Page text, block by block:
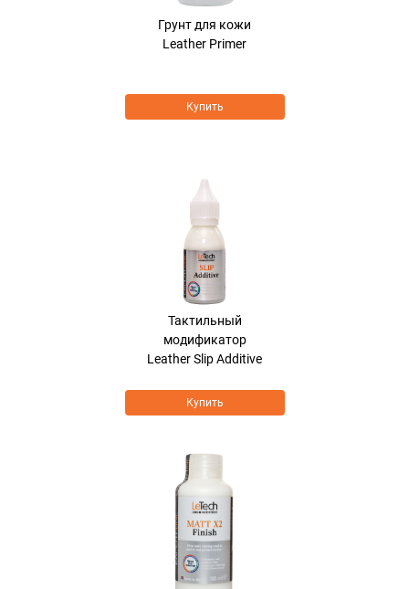
Грунт для кожи
Leather Primer
Купить
Тактильный
модификатор
Leather Slip Additive
Купить